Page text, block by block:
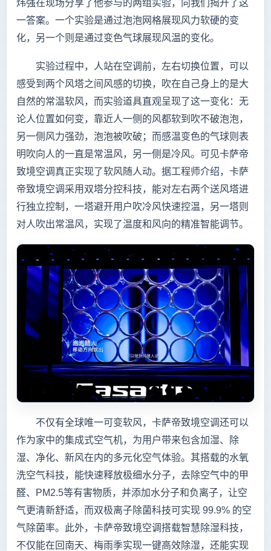
炜强在现场分享了他参与的两组实验，向我们揭开了这
一答案。一个实验是通过泡泡网格展现风力软硬的变
化，另一个则是通过变色气球展现风温的变化。
实验过程中，人站在空调前，左右切换位置，可以
感受到两个风塔之间风感的切换，吹在自己身上的是大
自然的常温软风，而实验道具直观呈现了这一变化：无
论人位置如何变，靠近人一侧的风都软到吹不破泡泡，
另一侧风力强劲，泡泡被吹破；而感温变色的气球则表
明吹向人的一直是常温风，另一侧是冷风。可见卡萨帝
致境空调真正实现了软风随人动。据工程师介绍，卡萨
帝致境空调采用双塔分控科技，能对左右两个送风塔进
行独立控制，一塔避开用户吹冷风快速控温，另一塔则
对人吹出常温风，实现了温度和风向的精准智能调节。
不仅有全球唯一可变软风，卡萨帝致境空调还可以
作为家中的集成式空气机，为用户带来包含加湿、除
湿、净化、新风在内的多元化空气体验。其搭载的水氧
洗空气科技，能快速释放极细水分子，去除空气中的甲
醛、PM2.5等有害物质，并添加水分子和负离子，让空
气更清新舒适，而双极离子除菌科技可实现 99.9% 的空
气除菌率。此外，卡萨帝致境空调搭载智慧除湿科技，
不仅能在回南天、梅雨季实现一键高效除湿，还能实现